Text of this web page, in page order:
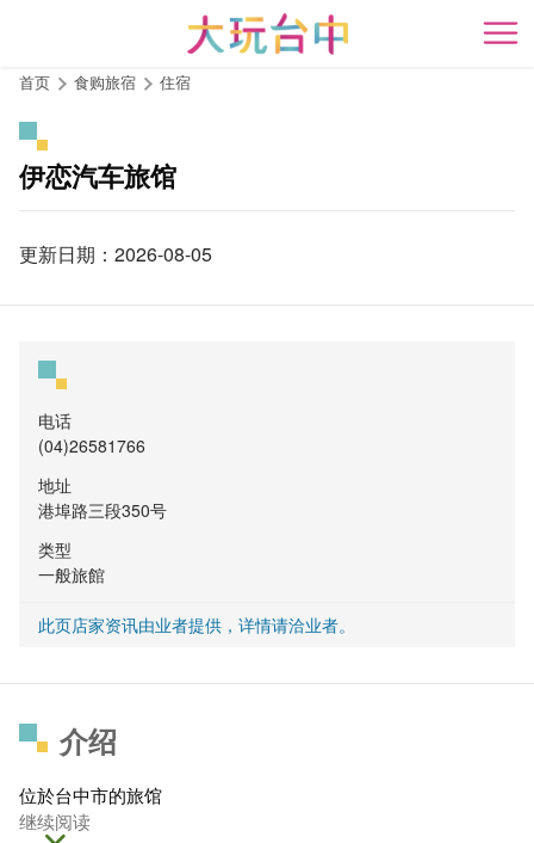
开
首页 食购旅宿 住宿
伊恋汽车旅馆
更新日期：2026-08-05
电话
(04)26581766
地址
港埠路三段350号
类型
一般旅館
此页店家资讯由业者提供，详情请洽业者。
介绍
位於台中市的旅馆
继续阅读